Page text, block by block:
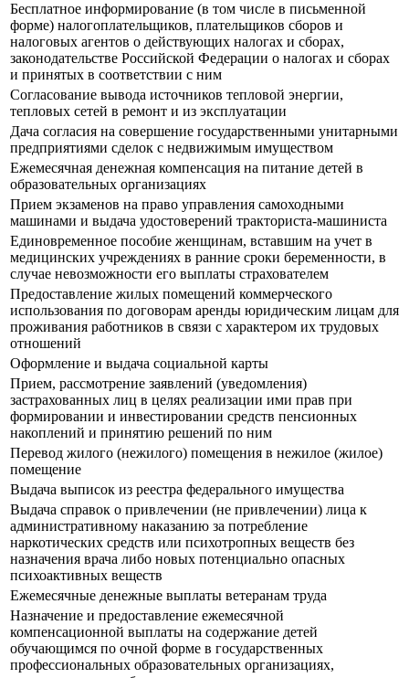
Бесплатное информирование (в том числе в письменной
форме) налогоплательщиков, плательщиков сборов и
налоговых агентов о действующих налогах и сборах,
законодательстве Российской Федерации о налогах и сборах
и принятых в соответствии с ним
Согласование вывода источников тепловой энергии,
тепловых сетей в ремонт и из эксплуатации
Дача согласия на совершение государственными унитарными
предприятиями сделок с недвижимым имуществом
Ежемесячная денежная компенсация на питание детей в
образовательных организациях
Прием экзаменов на право управления самоходными
машинами и выдача удостоверений тракториста-машиниста
Единовременное пособие женщинам, вставшим на учет в
медицинских учреждениях в ранние сроки беременности, в
случае невозможности его выплаты страхователем
Предоставление жилых помещений коммерческого
использования по договорам аренды юридическим лицам для
проживания работников в связи с характером их трудовых
отношений
Оформление и выдача социальной карты
Прием, рассмотрение заявлений (уведомления)
застрахованных лиц в целях реализации ими прав при
формировании и инвестировании средств пенсионных
накоплений и принятию решений по ним
Перевод жилого (нежилого) помещения в нежилое (жилое)
помещение
Выдача выписок из реестра федерального имущества
Выдача справок о привлечении (не привлечении) лица к
административному наказанию за потребление
наркотических средств или психотропных веществ без
назначения врача либо новых потенциально опасных
психоактивных веществ
Ежемесячные денежные выплаты ветеранам труда
Назначение и предоставление ежемесячной
компенсационной выплаты на содержание детей
обучающимся по очной форме в государственных
профессиональных образовательных организациях,